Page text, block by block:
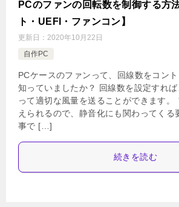
PCのファンの回転数を制御する方
ト・UEFI・ファンコン】
更新日： 2020年10月22日
自作PC
PCケースのファンって、回線数をコン
知っていましたか？ 回線数を設定すれば
って適切な風量を送ることができます。
えられるので、静音化にも関わってくる
事で […]
続きを読む